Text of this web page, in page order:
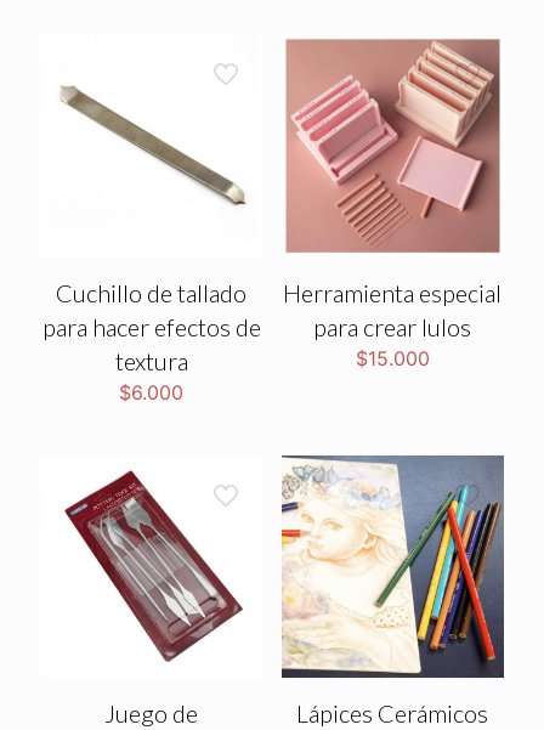
Cuchillo de tallado
para hacer efectos de
textura
$6.000
Herramienta especial
para crear lulos
$15.000
Juego de
Lápices Cerámicos